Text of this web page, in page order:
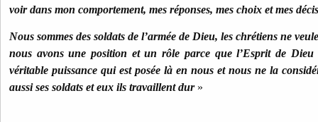
voir dans mon comportement, mes réponses, mes choix et mes
Nous sommes des soldats de l’armée de Dieu, les chrétiens ne
nous avons une position et un rôle parce que l’Esprit de Dieu
véritable puissance qui est posée là en nous et nous ne la
aussi ses soldats et eux ils travaillent dur »